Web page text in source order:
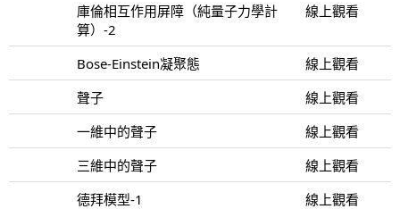
庫倫相互作用屏障（純量子力學計
算）-2
線上觀看
Bose-Einstein凝聚態
線上觀看
聲子
線上觀看
一維中的聲子
線上觀看
三維中的聲子
線上觀看
德拜模型-1
線上觀看